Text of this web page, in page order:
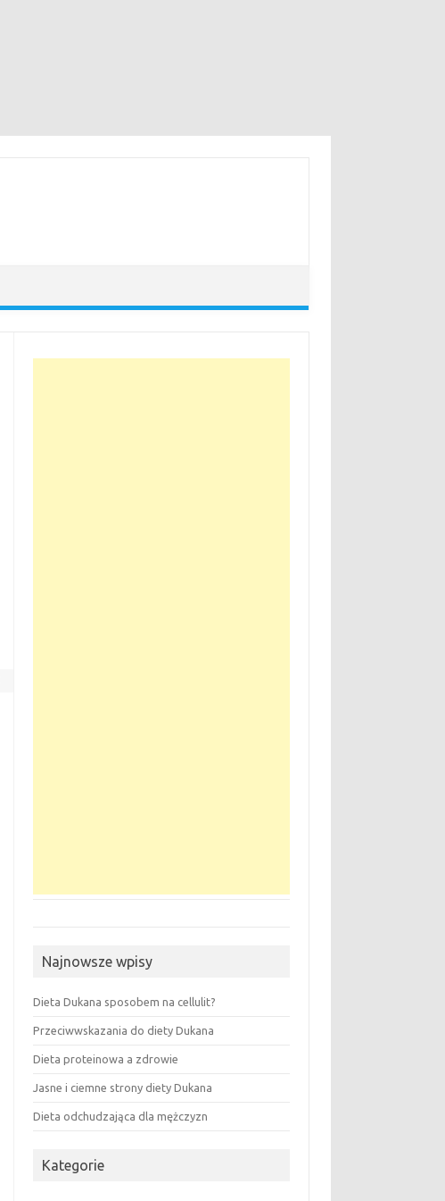
Najnowsze wpisy
Dieta Dukana sposobem na cellulit?
Przeciwwskazania do diety Dukana
Dieta proteinowa a zdrowie
Jasne i ciemne strony diety Dukana
Dieta odchudzająca dla mężczyzn
Kategorie